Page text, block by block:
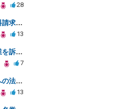
28
労災事故による身体障害で慰謝料請求はできるのでしょうか？
13
個人情報開示請求に応じない企業を訴えたい
7
会社からの不当な損害賠償請求への法的対処方法
13